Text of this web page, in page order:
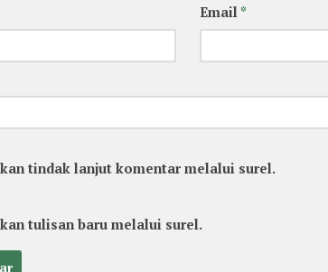
Email *
tindak lanjut komentar melalui surel.
tulisan baru melalui surel.